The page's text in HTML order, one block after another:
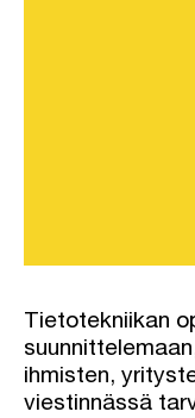
Tietotekniikan
ihmisten,
viestinnässä